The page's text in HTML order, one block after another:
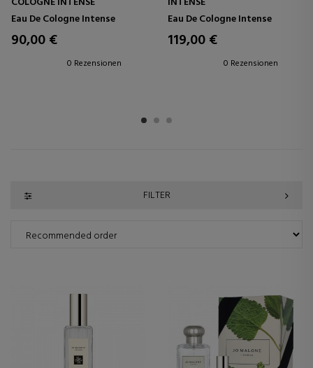
Eau De Cologne Intense
90,00 €
0 Rezensionen
Eau De Cologne Intense
119,00 €
0 Rezensionen
FILTER